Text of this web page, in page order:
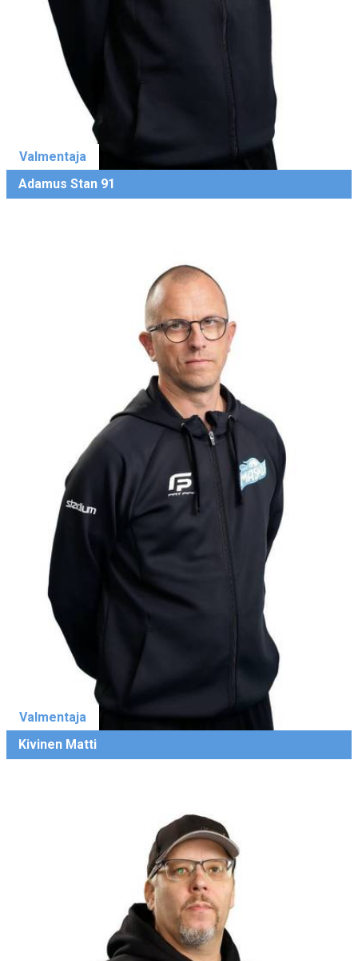
Valmentaja
Adamus Stan 91
Valmentaja
Kivinen Matti